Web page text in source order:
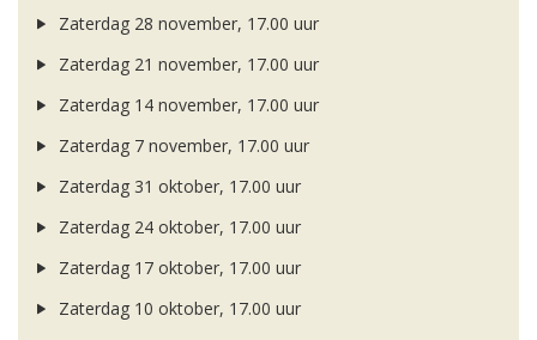
Zaterdag 28 november, 17.00 uur
Zaterdag 21 november, 17.00 uur
Zaterdag 14 november, 17.00 uur
Zaterdag 7 november, 17.00 uur
Zaterdag 31 oktober, 17.00 uur
Zaterdag 24 oktober, 17.00 uur
Zaterdag 17 oktober, 17.00 uur
Zaterdag 10 oktober, 17.00 uur